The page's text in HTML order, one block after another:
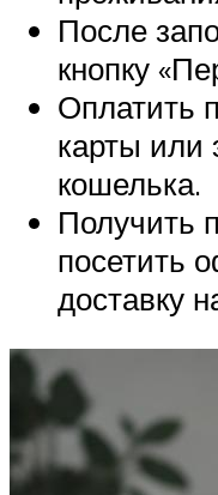
После
кнопку
Оплатить
карты или
кошелька.
Получить
посетить
доставку